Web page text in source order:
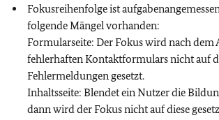
Fokusreihenfolge ist
folgende Mängel vorhanden:
Formularseite: Der Fokus wird nach dem
fehlerhaften Kontaktformulars nicht auf
Fehlermeldungen gesetzt.
Inhaltsseite: Blendet ein Nutzer die
dann wird der Fokus nicht auf diese